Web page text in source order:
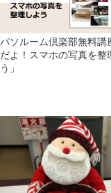
パソルーム倶楽部無料講
だよ！スマホの写真を整
う」